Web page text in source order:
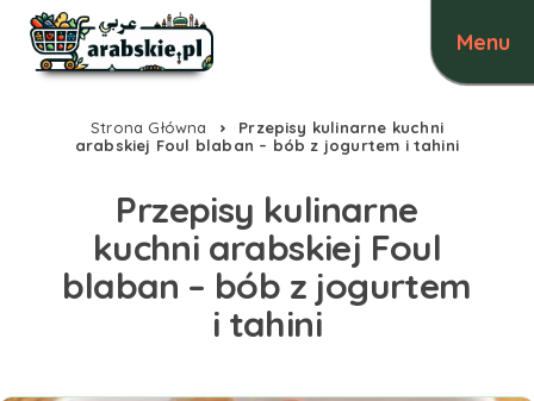
Strona Główna
Przepisy kulinarne kuchni
arabskiej Foul blaban – bób z jogurtem i tahini
Przepisy kulinarne
kuchni arabskiej Foul
blaban – bób z jogurtem
i tahini